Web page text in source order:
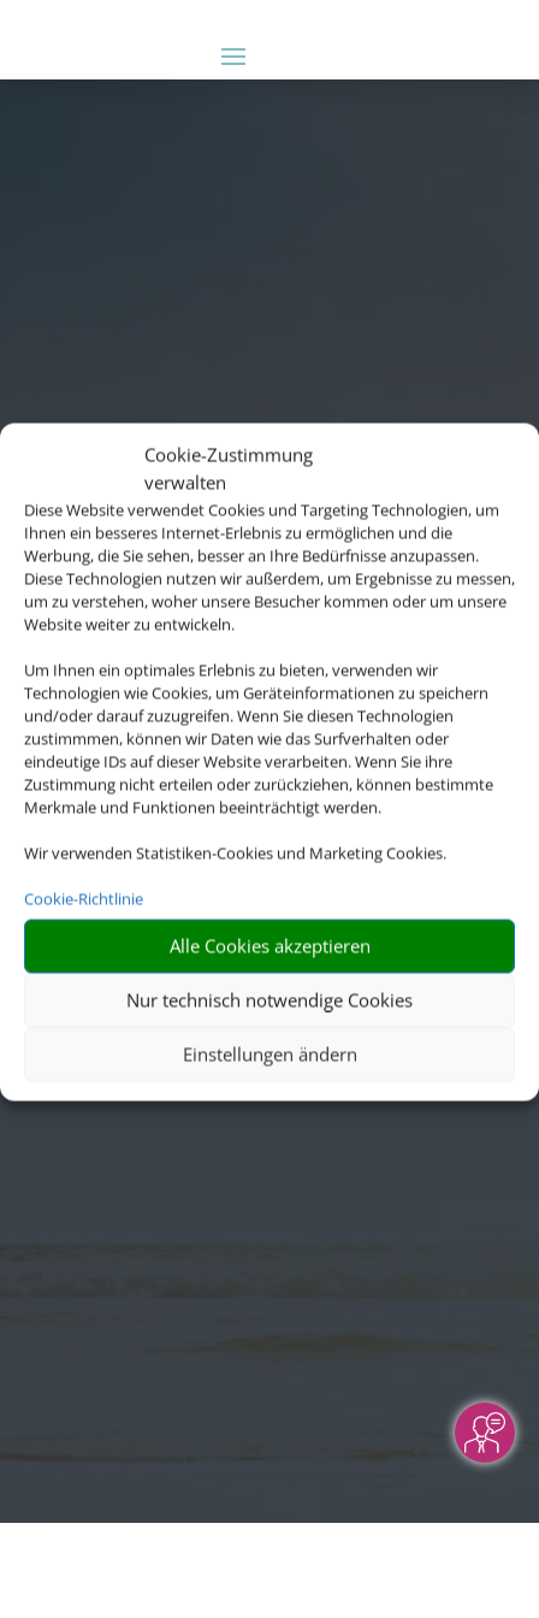
Cookie-Zustimmung
verwalten
Diese Website verwendet Cookies und Targeting Technologien, um
Ihnen ein besseres Internet-Erlebnis zu ermöglichen und die
Werbung, die Sie sehen, besser an Ihre Bedürfnisse anzupassen.
Diese Technologien nutzen wir außerdem, um Ergebnisse zu messen,
um zu verstehen, woher unsere Besucher kommen oder um unsere
Website weiter zu entwickeln.
Um Ihnen ein optimales Erlebnis zu bieten, verwenden wir
Technologien wie Cookies, um Geräteinformationen zu speichern
und/oder darauf zuzugreifen. Wenn Sie diesen Technologien
zustimmmen, können wir Daten wie das Surfverhalten oder
eindeutige IDs auf dieser Website verarbeiten. Wenn Sie ihre
Zustimmung nicht erteilen oder zurückziehen, können bestimmte
Merkmale und Funktionen beeinträchtigt werden.
Wir verwenden Statistiken-Cookies und Marketing Cookies.
Cookie-Richtlinie
Alle Cookies akzeptieren
Nur technisch notwendige Cookies
Einstellungen ändern
Die Abwicklung der Buchung
übernimmt Schmetterling
International GmbH & Co.KG
im Auftrag des